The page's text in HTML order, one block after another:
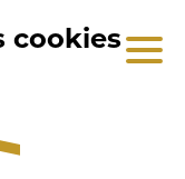
cookies